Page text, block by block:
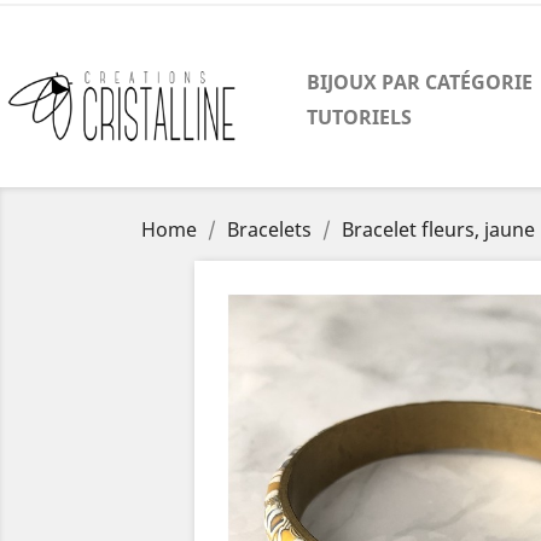
BIJOUX PAR CATÉGORIE
TUTORIELS
Home Bracelets Bracelet fleurs,